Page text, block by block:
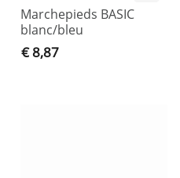
Marchepieds BASIC
blanc/bleu
€ 8,87